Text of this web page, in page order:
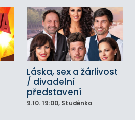
Láska, sex a žárlivost
/ divadelní
představení
9.10. 19:00, Studénka